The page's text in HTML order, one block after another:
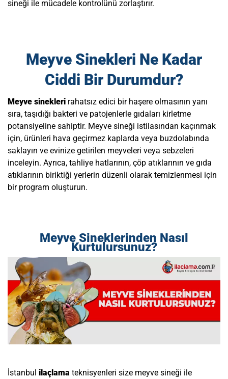
sineği ile mücadele kontrolünü zorlaştırır.
Meyve Sinekleri Ne Kadar
Ciddi Bir Durumdur?
Meyve sinekleri rahatsız edici bir haşere olmasının yanı
sıra, taşıdığı bakteri ve patojenlerle gıdaları kirletme
potansiyeline sahiptir. Meyve sineği istilasından kaçınmak
için, ürünleri hava geçirmez kaplarda veya buzdolabında
saklayın ve evinize getirilen meyveleri veya sebzeleri
inceleyin. Ayrıca, tahliye hatlarının, çöp atıklarının ve gıda
atıklarının biriktiği yerlerin düzenli olarak temizlenmesi için
bir program oluşturun.
Meyve Sineklerinden Nasıl
Kurtulursunuz?
İstanbul ilaçlama teknisyenleri size meyve sineği ile